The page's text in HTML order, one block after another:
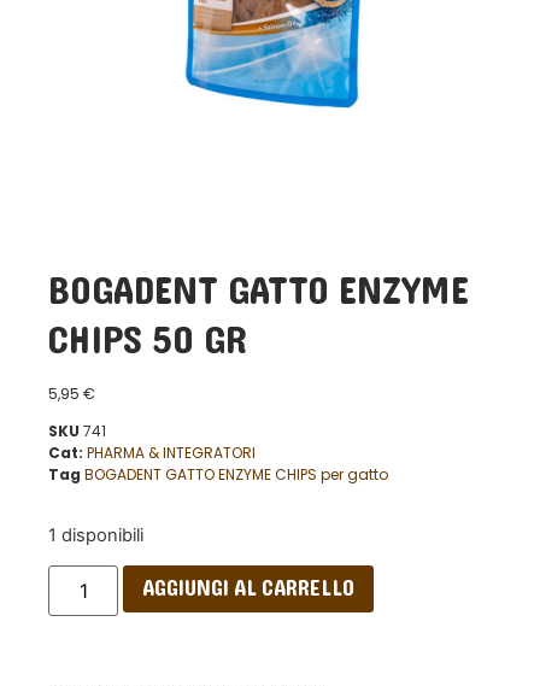
BOGADENT GATTO ENZYME
CHIPS 50 GR
5,95 €
SKU 741
Cat: PHARMA & INTEGRATORI
Tag BOGADENT GATTO ENZYME CHIPS per gatto
1 disponibili
AGGIUNGI AL CARRELLO